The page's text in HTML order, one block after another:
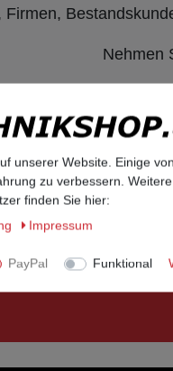
Firmen,
Nehmen
unserer Website. Einige
zu verbessern.
finden Sie hier:
Impressum
PayPal Funktional